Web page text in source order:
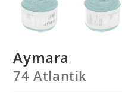
Aymara
74 Atlantik